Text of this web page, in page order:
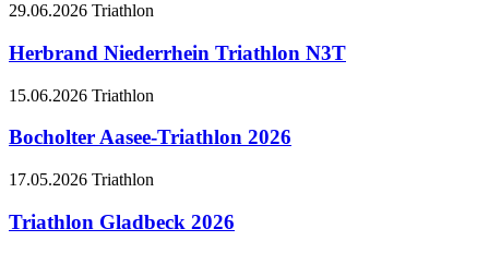
29.06.2026 Triathlon
Herbrand Niederrhein Triathlon N3T
15.06.2026 Triathlon
Bocholter Aasee-Triathlon 2026
17.05.2026 Triathlon
Triathlon Gladbeck 2026